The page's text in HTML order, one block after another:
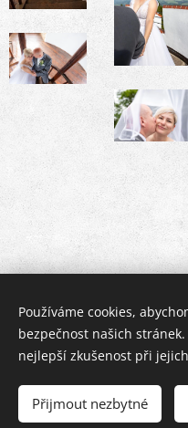
Vytvořeno
Používáme cookies,
bezpečnost našich
nejlepší zkušenost při
Přijmout nezbytné